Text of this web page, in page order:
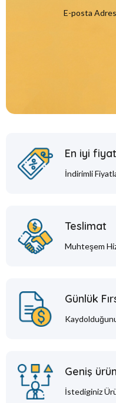
E-posta
En iyi
İndirimli
Teslimat
Muhteşem
Günlük
Geniş
İstediginiz